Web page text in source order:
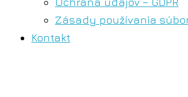
Zásady používania
Kontakt